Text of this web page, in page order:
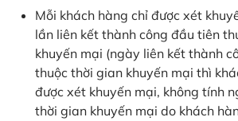
Mỗi khách hàng chỉ được xét
lần liên kết thành công đầu tiên
khuyến mại (ngày liên kết thành
thuộc thời gian khuyến mại thì
được xét khuyến mại, không tính
thời gian khuyến mại do khách